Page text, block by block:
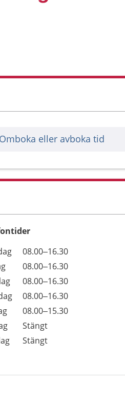
Omboka eller avboka tid
08.00–16.30
08.00–16.30
08.00–16.30
08.00–16.30
08.00–15.30
Stängt
Stängt